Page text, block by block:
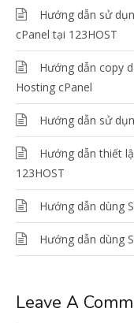
Hướng dẫn sử
cPanel tại 123HOST
Hướng dẫn copy
Hosting cPanel
Hướng dẫn sử
Hướng dẫn thiết
123HOST
Hướng dẫn dùng
Hướng dẫn dùng
Leave A